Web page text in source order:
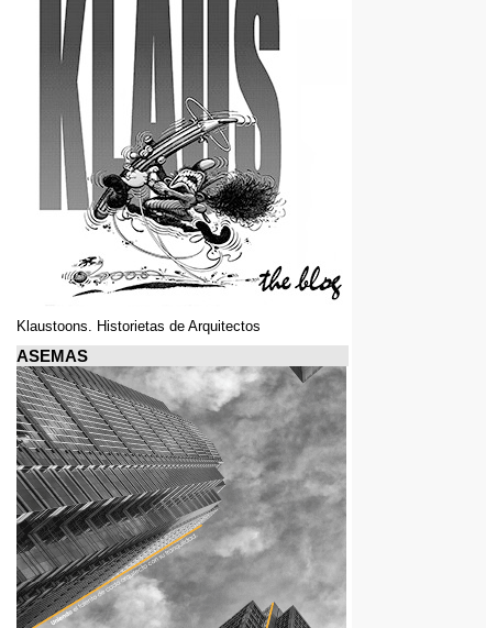
Klaustoons. Historietas de Arquitectos
ASEMAS